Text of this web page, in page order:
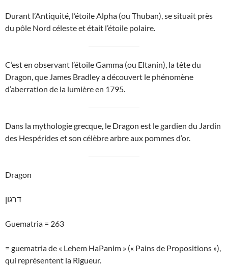
Durant l’Antiquité, l’étoile Alpha (ou Thuban), se situait près
du pôle Nord céleste et était l’étoile polaire.
C’est en observant l’étoile Gamma (ou Eltanin), la tête du
Dragon, que James Bradley a découvert le phénomène
d’aberration de la lumière en 1795.
Dans la mythologie grecque, le Dragon est le gardien du Jardin
des Hespérides et son célèbre arbre aux pommes d’or.
Dragon
דרגון
Guematria = 263
= guematria de « Lehem HaPanim » (« Pains de Propositions »),
qui représentent la Rigueur.